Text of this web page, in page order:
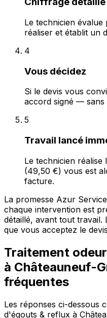
Le technicien
réaliser et établit un
4
Vous décidez
Si le devis vous
accord signé — sans
5
Travail lancé
Le technicien
(49,50 €) vous est
facture.
La promesse Azur
chaque intervention est
détaillé, avant tout travail.
que vous acceptez le
Traitement
à Châteauneuf-
fréquentes
Les réponses ci-dessous
d'égouts & reflux à